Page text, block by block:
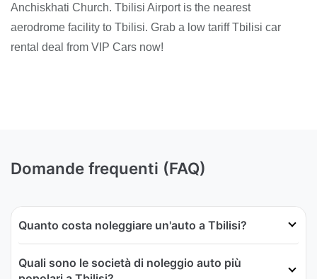
Anchiskhati Church. Tbilisi Airport is the nearest
aerodrome facility to Tbilisi. Grab a low tariff Tbilisi car
rental deal from VIP Cars now!
Domande frequenti (FAQ)
Quanto costa noleggiare un'auto a Tbilisi?
Quali sono le società di noleggio auto più